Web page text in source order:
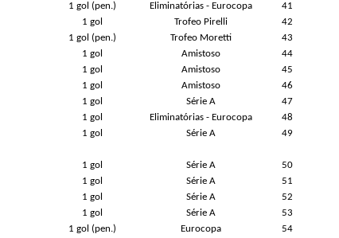
1 gol (pen.)
1 gol
1 gol (pen.)
1 gol
1 gol
1 gol
1 gol
1 gol
1 gol
1 gol
1 gol
1 gol
1 gol
1 gol (pen.)
Eliminatórias - Eurocopa
Trofeo Pirelli
Trofeo Moretti
Amistoso
Amistoso
Amistoso
Série A
Eliminatórias - Eurocopa
Série A
Série A
Série A
Série A
Série A
Eurocopa
41
42
43
44
45
46
47
48
49
50
51
52
53
54